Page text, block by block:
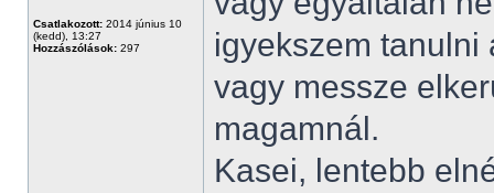
Csatlakozott: 2014 június 10
(kedd), 13:27
Hozzászólások: 297
igyekszem tanulni
vagy messze
magamnál.
Kasei, lentebb